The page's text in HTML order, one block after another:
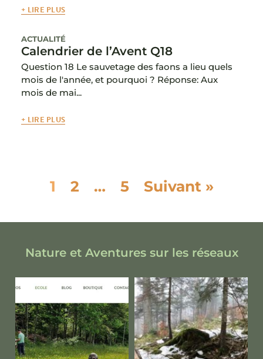
+ LIRE PLUS
ACTUALITÉ
Calendrier de l’Avent Q18
Question 18 Le sauvetage des faons a lieu quels
mois de l'année, et pourquoi ? Réponse: Aux
mois de mai...
+ LIRE PLUS
1 2 … 5 Suivant »
Nature et Aventures sur les réseaux